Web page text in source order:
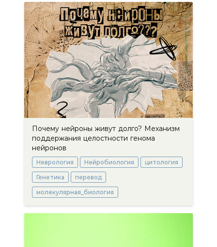
Почему нейроны живут долго? Механизм
поддержания целостности генома
нейронов
Неврология Нейробиология цитология
Генетика перевод
молекулярная_биология